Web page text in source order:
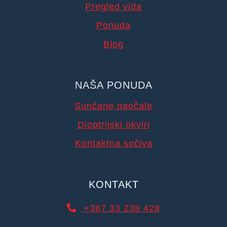
Pregled vida
Ponuda
Blog
NAŠA PONUDA
Sunčane naočale
Dioptrijski okviri
Kontaktna sočiva
KONTAKT
+387 33 238 428